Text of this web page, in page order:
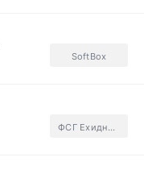
SoftBox
ФСГ Ехидные дорамщицы.Subtitles